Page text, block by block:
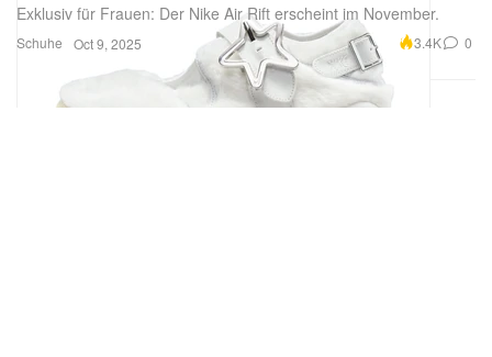
Schuhe
Exklusiv für Frauen: Der Nike Air Rift erscheint im November.
Oct 9, 2025 3.4K 0